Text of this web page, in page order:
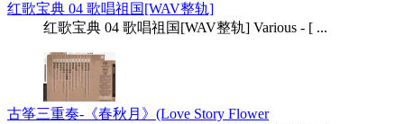
红歌宝典 04 歌唱祖国[WAV整轨]
红歌宝典 04 歌唱祖国[WAV整轨] Various - [ ...
古筝三重奏-《春秋月》(Love Story Flower